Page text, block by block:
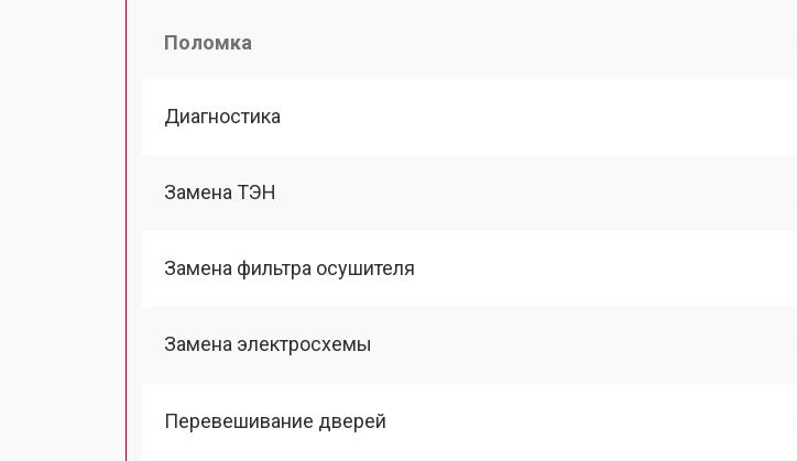
Поломка
Диагностика
Замена ТЭН
Замена фильтра осушителя
Замена электросхемы
Перевешивание дверей